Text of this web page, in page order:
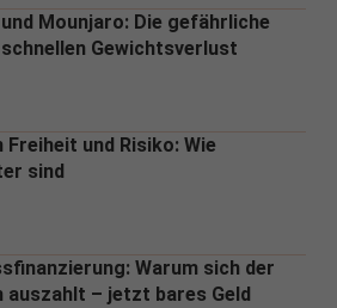
Mounjaro: Die gefährliche
Gewichtsverlust
Freiheit und Risiko: Wie
sind
Warum sich der
– jetzt bares Geld